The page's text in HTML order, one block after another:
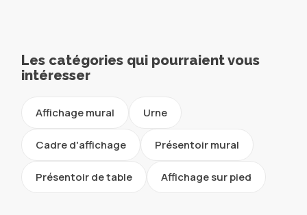
Les catégories qui pourraient vous
intéresser
Affichage mural Urne
Cadre d'affichage Présentoir mural
Présentoir de table Affichage sur pied